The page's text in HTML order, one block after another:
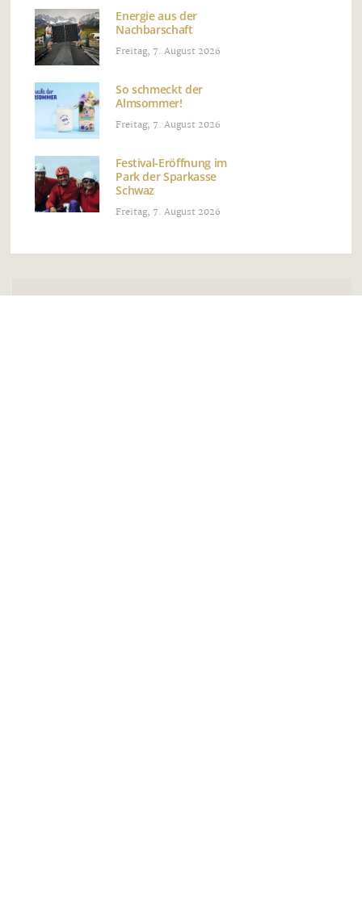
Energie aus der
Nachbarschaft
Freitag, 7. August 2026
So schmeckt der
Almsommer!
Freitag, 7. August 2026
Festival-Eröffnung im
Park der Sparkasse
Schwaz
Freitag, 7. August 2026